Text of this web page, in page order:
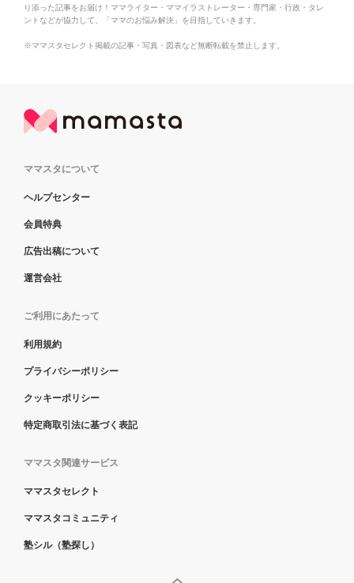
り添った記事をお届け！ママライター・ママイラストレーター・専門家・行政・タレ
ントなどが協力して、「ママのお悩み解決」を目指していきます。
※ママスタセレクト掲載の記事・写真・図表など無断転載を禁止します。
ママスタについて
ヘルプセンター
会員特典
広告出稿について
運営会社
ご利用にあたって
利用規約
プライバシーポリシー
クッキーポリシー
特定商取引法に基づく表記
ママスタ関連サービス
ママスタセレクト
ママスタコミュニティ
塾シル（塾探し）